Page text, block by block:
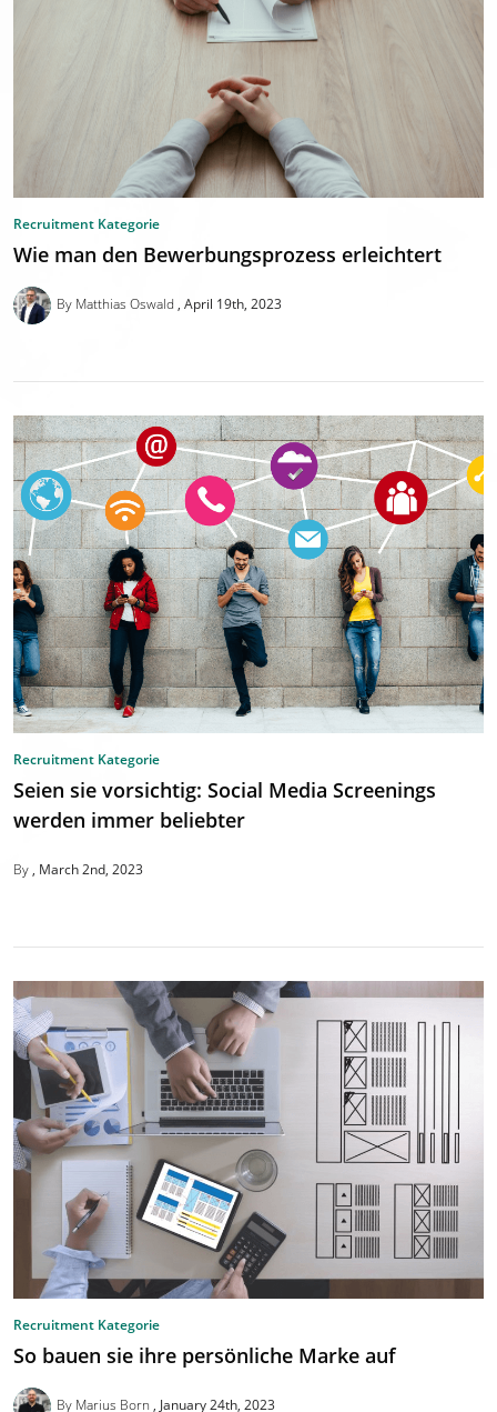
Recruitment Kategorie
Wie man den Bewerbungsprozess erleichtert
By Matthias Oswald April 19th, 2023
Recruitment Kategorie
Seien sie vorsichtig: Social Media Screenings
werden immer beliebter
By March 2nd, 2023
Recruitment Kategorie
So bauen sie ihre persönliche Marke auf
By Marius Born January 24th, 2023